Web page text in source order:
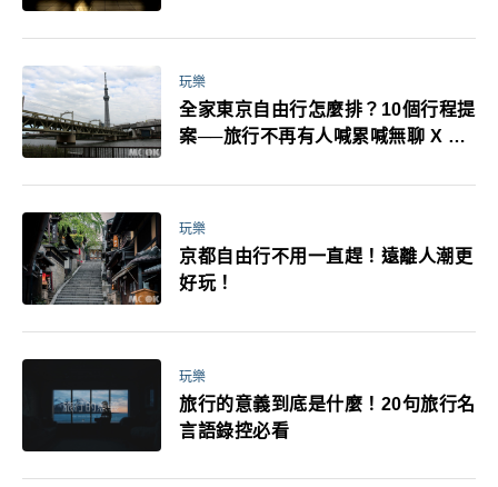
萬！注意事項一次看！
玩樂
全家東京自由行怎麼排？10個行程提
案──旅行不再有人喊累喊無聊 X 爸
玩樂
京都自由行不用一直趕！遠離人潮更
好玩！
玩樂
旅行的意義到底是什麼！20句旅行名
言語錄控必看